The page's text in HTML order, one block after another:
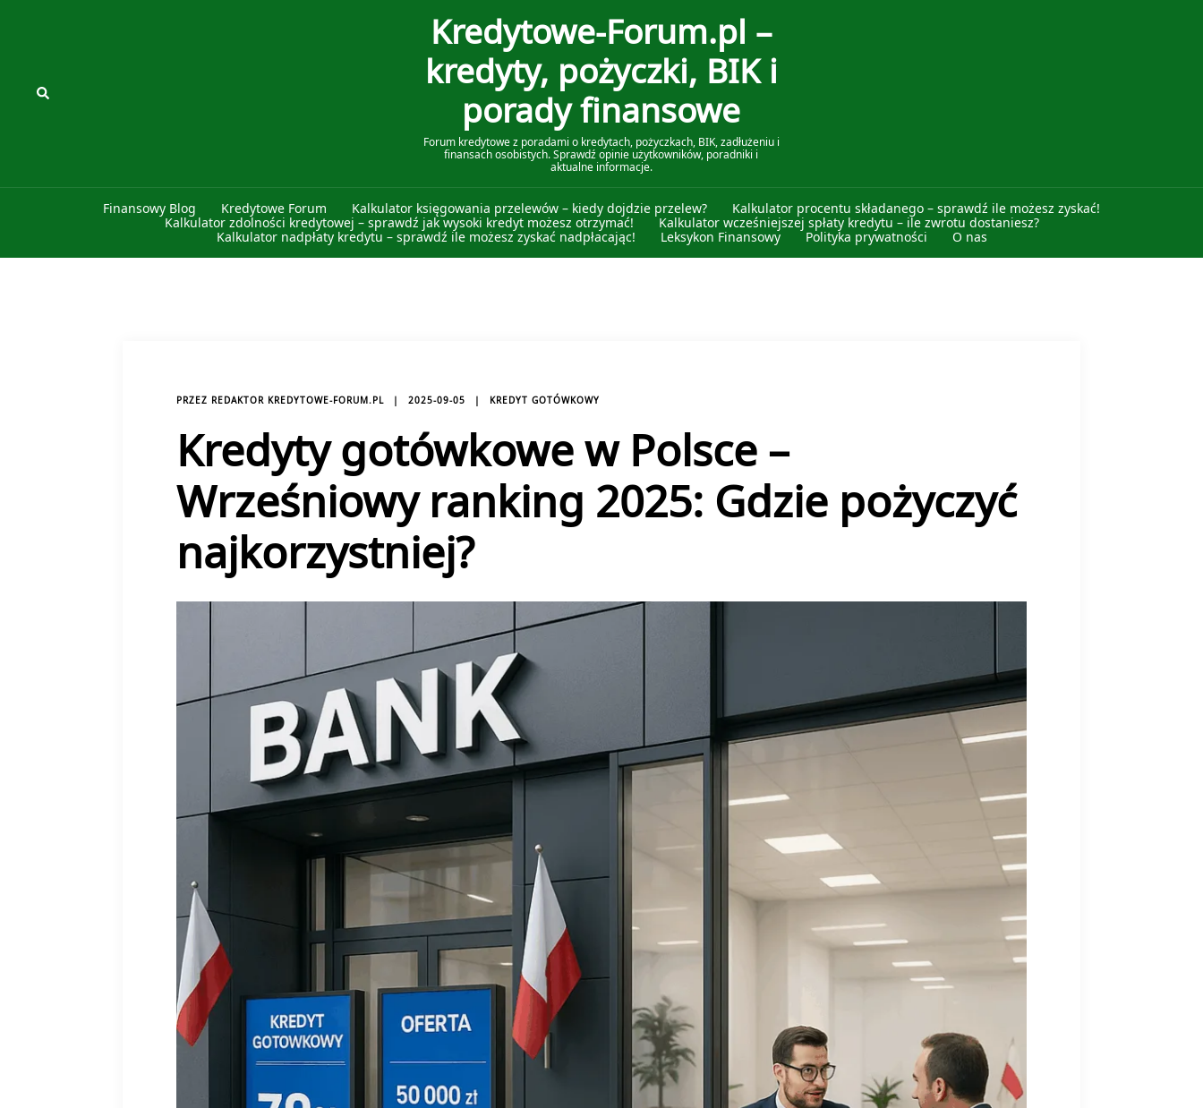
Szukaj
Kredytowe-Forum.pl –
kredyty, pożyczki, BIK i
porady finansowe
Forum kredytowe z poradami o kredytach, pożyczkach, BIK, zadłużeniu i
finansach osobistych. Sprawdź opinie użytkowników, poradniki i
aktualne informacje.
Finansowy Blog Kredytowe Forum Kalkulator księgowania przelewów – kiedy dojdzie przelew?
Kalkulator procentu składanego – sprawdź ile możesz zyskać!
Kalkulator zdolności kredytowej – sprawdź jak wysoki kredyt możesz otrzymać!
Kalkulator wcześniejszej spłaty kredytu – ile zwrotu dostaniesz?
Kalkulator nadpłaty kredytu – sprawdź ile możesz zyskać nadpłacając!
Leksykon Finansowy Polityka prywatności O nas
PRZEZ REDAKTOR KREDYTOWE-FORUM.PL 2025-09-05 KREDYT GOTÓWKOWY
Kredyty gotówkowe w Polsce –
Wrześniowy ranking 2025: Gdzie pożyczyć
najkorzystniej?